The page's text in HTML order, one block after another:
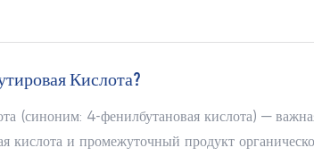
Кислота?
(синоним: 4-фенилбутановая кислота) —
кислота и промежуточный продукт